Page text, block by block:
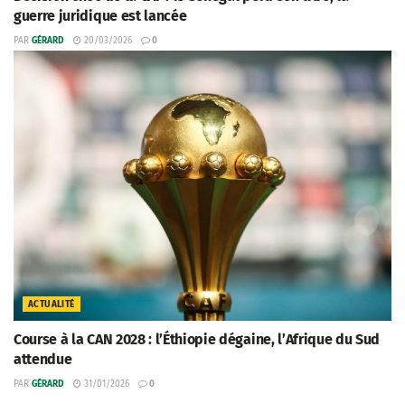
guerre juridique est lancée
PAR GÉRARD 20/03/2026 0
ACTUALITÉ
Course à la CAN 2028 : l’Éthiopie dégaine, l’Afrique du Sud
attendue
PAR GÉRARD 31/01/2026 0